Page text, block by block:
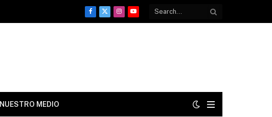
Facebook
X
InstagramYouTube
NUESTRO MEDIO